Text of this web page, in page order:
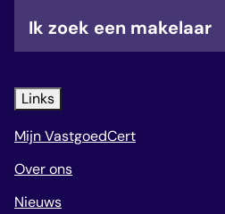
Ik zoek een makelaar
Links
Mijn VastgoedCert
Over ons
Nieuws